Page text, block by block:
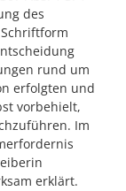
des
rund um
erfolgten und
vorbehielt,
Im
erklärt.